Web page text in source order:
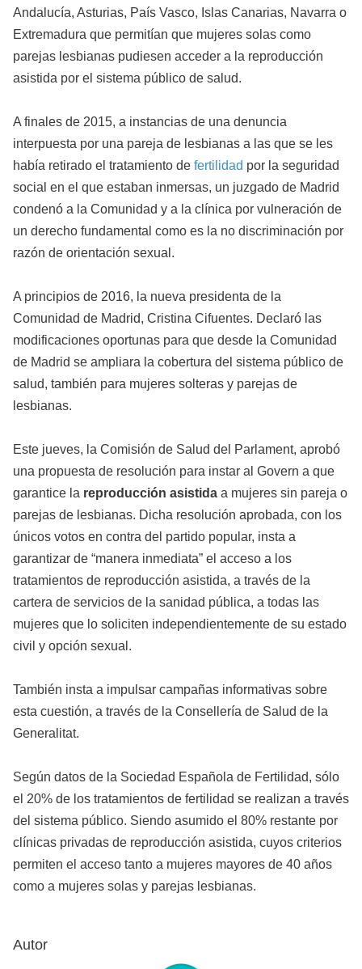
Andalucía, Asturias, País Vasco, Islas Canarias, Navarra o
Extremadura que permitían que mujeres solas como
parejas lesbianas pudiesen acceder a la reproducción
asistida por el sistema público de salud.
A finales de 2015, a instancias de una denuncia
interpuesta por una pareja de lesbianas a las que se les
había retirado el tratamiento de fertilidad por la seguridad
social en el que estaban inmersas, un juzgado de Madrid
condenó a la Comunidad y a la clínica por vulneración de
un derecho fundamental como es la no discriminación por
razón de orientación sexual.
A principios de 2016, la nueva presidenta de la
Comunidad de Madrid, Cristina Cifuentes. Declaró las
modificaciones oportunas para que desde la Comunidad
de Madrid se ampliara la cobertura del sistema público de
salud, también para mujeres solteras y parejas de
lesbianas.
Este jueves, la Comisión de Salud del Parlament, aprobó
una propuesta de resolución para instar al Govern a que
garantice la reproducción asistida a mujeres sin pareja o
parejas de lesbianas. Dicha resolución aprobada, con los
únicos votos en contra del partido popular, insta a
garantizar de “manera inmediata” el acceso a los
tratamientos de reproducción asistida, a través de la
cartera de servicios de la sanidad pública, a todas las
mujeres que lo soliciten independientemente de su estado
civil y opción sexual.
También insta a impulsar campañas informativas sobre
esta cuestión, a través de la Consellería de Salud de la
Generalitat.
Según datos de la Sociedad Española de Fertilidad, sólo
el 20% de los tratamientos de fertilidad se realizan a través
del sistema público. Siendo asumido el 80% restante por
clínicas privadas de reproducción asistida, cuyos criterios
permiten el acceso tanto a mujeres mayores de 40 años
como a mujeres solas y parejas lesbianas.
Autor